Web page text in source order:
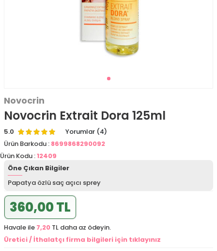
Novocrin
Novocrin Extrait Dora 125ml
5.0
Yorumlar (4)
Ürün Barkodu : 8699868290092
Ürün Kodu :12409
Öne Çıkan Bilgiler
Papatya özlü saç açıcı sprey
360,00 TL
Havale ile 7,20 TL daha az ödeyin.
Üretici / İthalatçı firma bilgileri için tıklayınız